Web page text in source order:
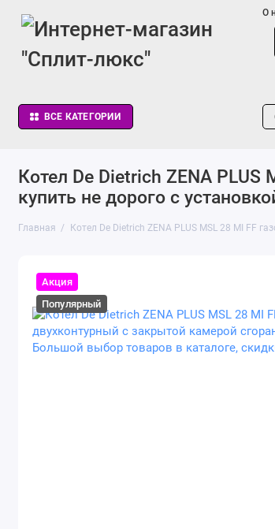
О
ВСЕ КАТЕГОРИИ
Котел De Dietrich ZENA
купить не дорого с
Главная Котел De Dietrich ZENA PLUS MSL 28 MI FF
Акция
Популярный